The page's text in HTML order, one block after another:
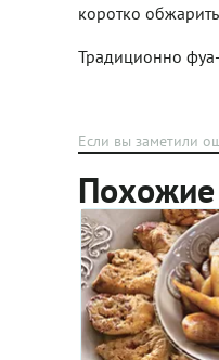
коротко
Традиционно
Если вы заметили